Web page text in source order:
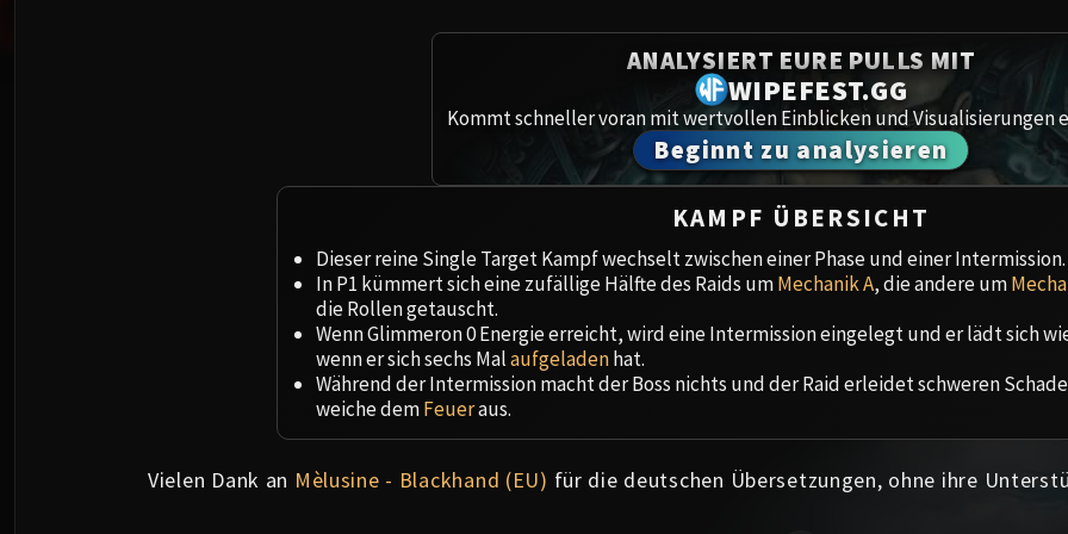
Thok the Bloodthirsty
Siegecrafter Blackfuse
Paragons of the Klaxxi
Garrosh Hellscream
Aberrus
Ruby
Trial
Ulduar
ANALYSIERT EURE PULLS MIT
WIPEFEST.GG
Kommt schneller voran mit wertvollen Einblicken und Visualisierungen
Beginnt zu analysieren
KAMPF ÜBERSICHT
Dieser reine Single Target Kampf wechselt zwischen einer Phase und einer Intermission.
In P1 kümmert sich eine zufällige Hälfte des Raids umMechanik A, die andere um
die Rollen getauscht.
Wenn Glimmeron 0 Energie erreicht, wird eine Intermission eingelegt und er lädt sich
wenn er sich sechs Malaufgeladenhat.
Während der Intermission macht der Boss nichts und der Raid erleidet schweren
weiche demFeueraus.
Vielen Dank an Mèlusine - Blackhand (EU) für die deutschen Übersetzungen, ohne ihre